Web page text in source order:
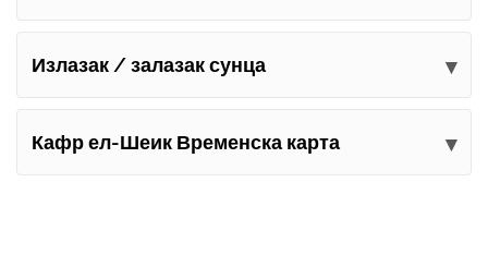
Излазак / залазак сунца
Кафр ел-Шеик Временска карта